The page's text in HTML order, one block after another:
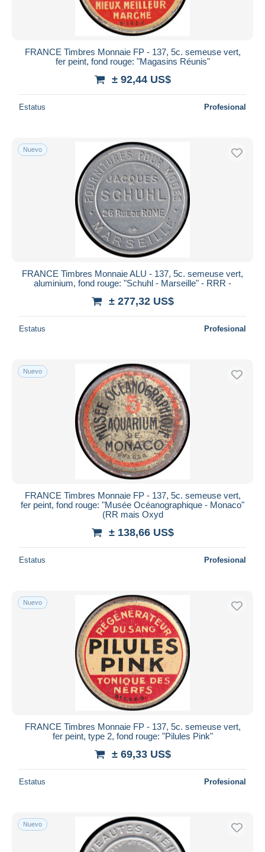
FRANCE Timbres Monnaie FP - 137, 5c. semeuse vert,
fer peint, fond rouge: "Magasins Réunis"
± 92,44 US$
Estatus Profesional
Nuevo
FRANCE Timbres Monnaie ALU - 137, 5c. semeuse vert,
aluminium, fond rouge: "Schuhl - Marseille" - RRR -
± 277,32 US$
Estatus Profesional
Nuevo
FRANCE Timbres Monnaie FP - 137, 5c. semeuse vert,
fer peint, fond rouge: "Musée Océanographique - Monaco"
(RR mais Oxyd
± 138,66 US$
Estatus Profesional
Nuevo
FRANCE Timbres Monnaie FP - 137, 5c. semeuse vert,
fer peint, type 2, fond rouge: "Pilules Pink"
± 69,33 US$
Estatus Profesional
Nuevo